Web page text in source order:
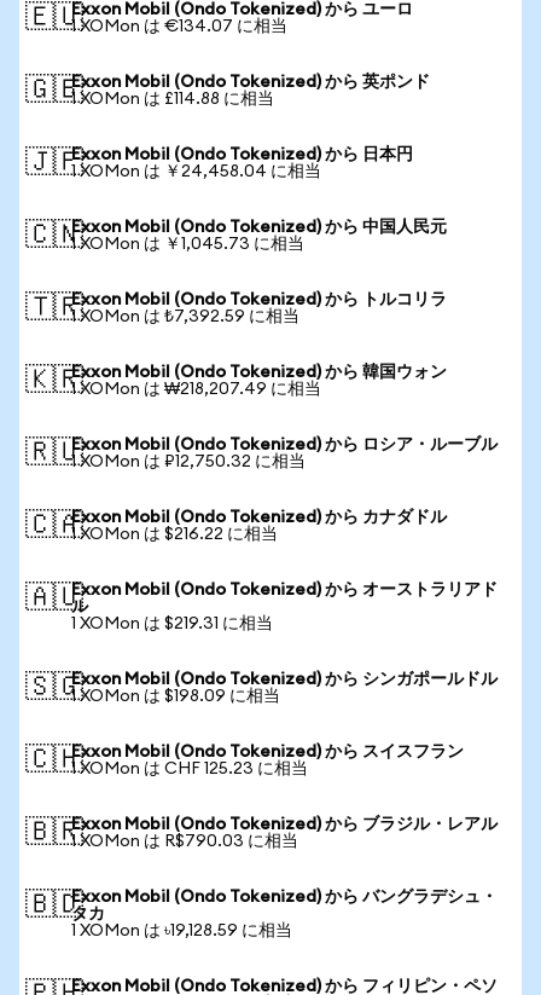
🇪🇺Exxon Mobil (Ondo Tokenized) から ユーロ
1 XOMon は €134.07 に相当
🇬🇧Exxon Mobil (Ondo Tokenized) から 英ポンド
1 XOMon は £114.88 に相当
🇯🇵Exxon Mobil (Ondo Tokenized) から 日本円
1 XOMon は ￥24,458.04 に相当
🇨🇳Exxon Mobil (Ondo Tokenized) から 中国人民元
1 XOMon は ￥1,045.73 に相当
🇹🇷Exxon Mobil (Ondo Tokenized) から トルコリラ
1 XOMon は ₺7,392.59 に相当
🇰🇷Exxon Mobil (Ondo Tokenized) から 韓国ウォン
1 XOMon は ₩218,207.49 に相当
🇷🇺Exxon Mobil (Ondo Tokenized) から ロシア・ルーブル
1 XOMon は ₽12,750.32 に相当
🇨🇦Exxon Mobil (Ondo Tokenized) から カナダドル
1 XOMon は $216.22 に相当
🇦🇺Exxon Mobil (Ondo Tokenized) から オーストラリアド
ル
1 XOMon は $219.31 に相当
🇸🇬Exxon Mobil (Ondo Tokenized) から シンガポールドル
1 XOMon は $198.09 に相当
🇨🇭Exxon Mobil (Ondo Tokenized) から スイスフラン
1 XOMon は CHF 125.23 に相当
🇧🇷Exxon Mobil (Ondo Tokenized) から ブラジル・レアル
1 XOMon は R$790.03 に相当
🇧🇩Exxon Mobil (Ondo Tokenized) から バングラデシュ・
タカ
1 XOMon は ৳19,128.59 に相当
Exxon Mobil (Ondo Tokenized) から フィリピン・ペソ